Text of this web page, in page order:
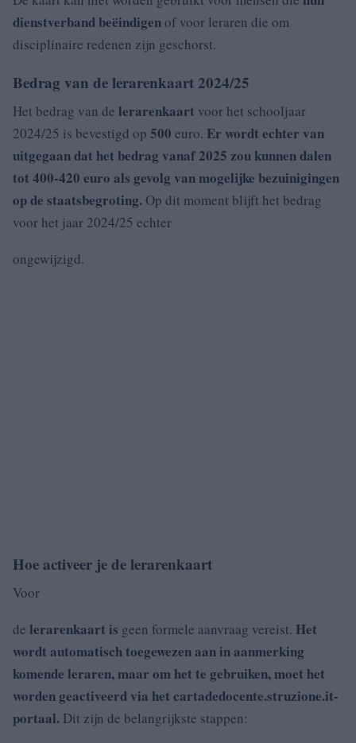
dienstverband beëindigenof voor leraren die om
disciplinaire redenen zijn geschorst.
Bedrag van de lerarenkaart 2024/25
Het bedrag van de lerarenkaart voor het schooljaar
2024/25 is bevestigd op 500 euro. Er wordt echter van
uitgegaan dat het bedrag vanaf 2025 zou kunnen dalen
tot 400-420 euro als gevolg van mogelijke bezuinigingen
op de staatsbegroting. Op dit moment blijft het bedrag
voor het jaar 2024/25 echter
ongewijzigd.
Hoe activeer je de lerarenkaart
Voor
de lerarenkaart is geen formele aanvraag vereist. Het
wordt automatisch toegewezen aan in aanmerking
komende leraren, maar om het te gebruiken, moet het
worden geactiveerd via het cartadedocente.struzione.it-
portaal. Dit zijn de belangrijkste stappen: